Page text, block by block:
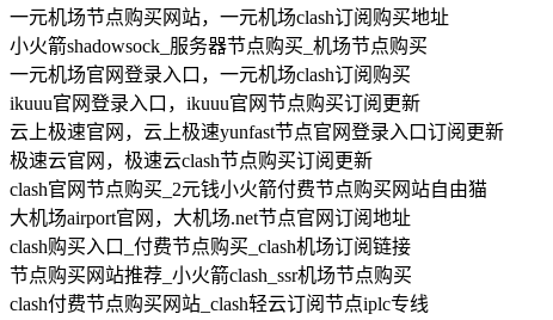
一元机场节点购买网站，一元机场clash订阅购买地址
小火箭shadowsock_服务器节点购买_机场节点购买
一元机场官网登录入口，一元机场clash订阅购买
ikuuu官网登录入口，ikuuu官网节点购买订阅更新
云上极速官网，云上极速yunfast节点官网登录入口订阅更新
极速云官网，极速云clash节点购买订阅更新
clash官网节点购买_2元钱小火箭付费节点购买网站自由猫
大机场airport官网，大机场.net节点官网订阅地址
clash购买入口_付费节点购买_clash机场订阅链接
节点购买网站推荐_小火箭clash_ssr机场节点购买
clash付费节点购买网站_clash轻云订阅节点iplc专线